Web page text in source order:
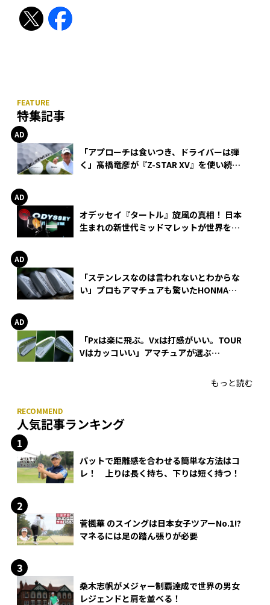
特集記事
「アプローチは食いつき、ドライバーは弾
く」髙橋竜彦が『Z-STAR XV』を使い続け
オデッセイ『タートル』旋風の真相！ 日本
生まれの新世代ミッドマレットが世界を席
「ステンレスなのは言われないとわからな
い」プロもアマチュアも驚いたHONMA
「Pxは楽に飛ぶ。Vxは打感がいい。TOUR
Vはカッコいい」アマチュアが選ぶ
もっと読む
人気記事ランキング
パットで距離感を合わせる簡単な方法はコ
レ！ 上りは長く持ち、下りは短く持つ！
菅楓華 のスイングは日本女子ツアーNo.1!?
マネるには足の踏ん張りが必要
桑木志帆がメジャー制覇達成で世界の男女
レジェンドと肩を並べる！